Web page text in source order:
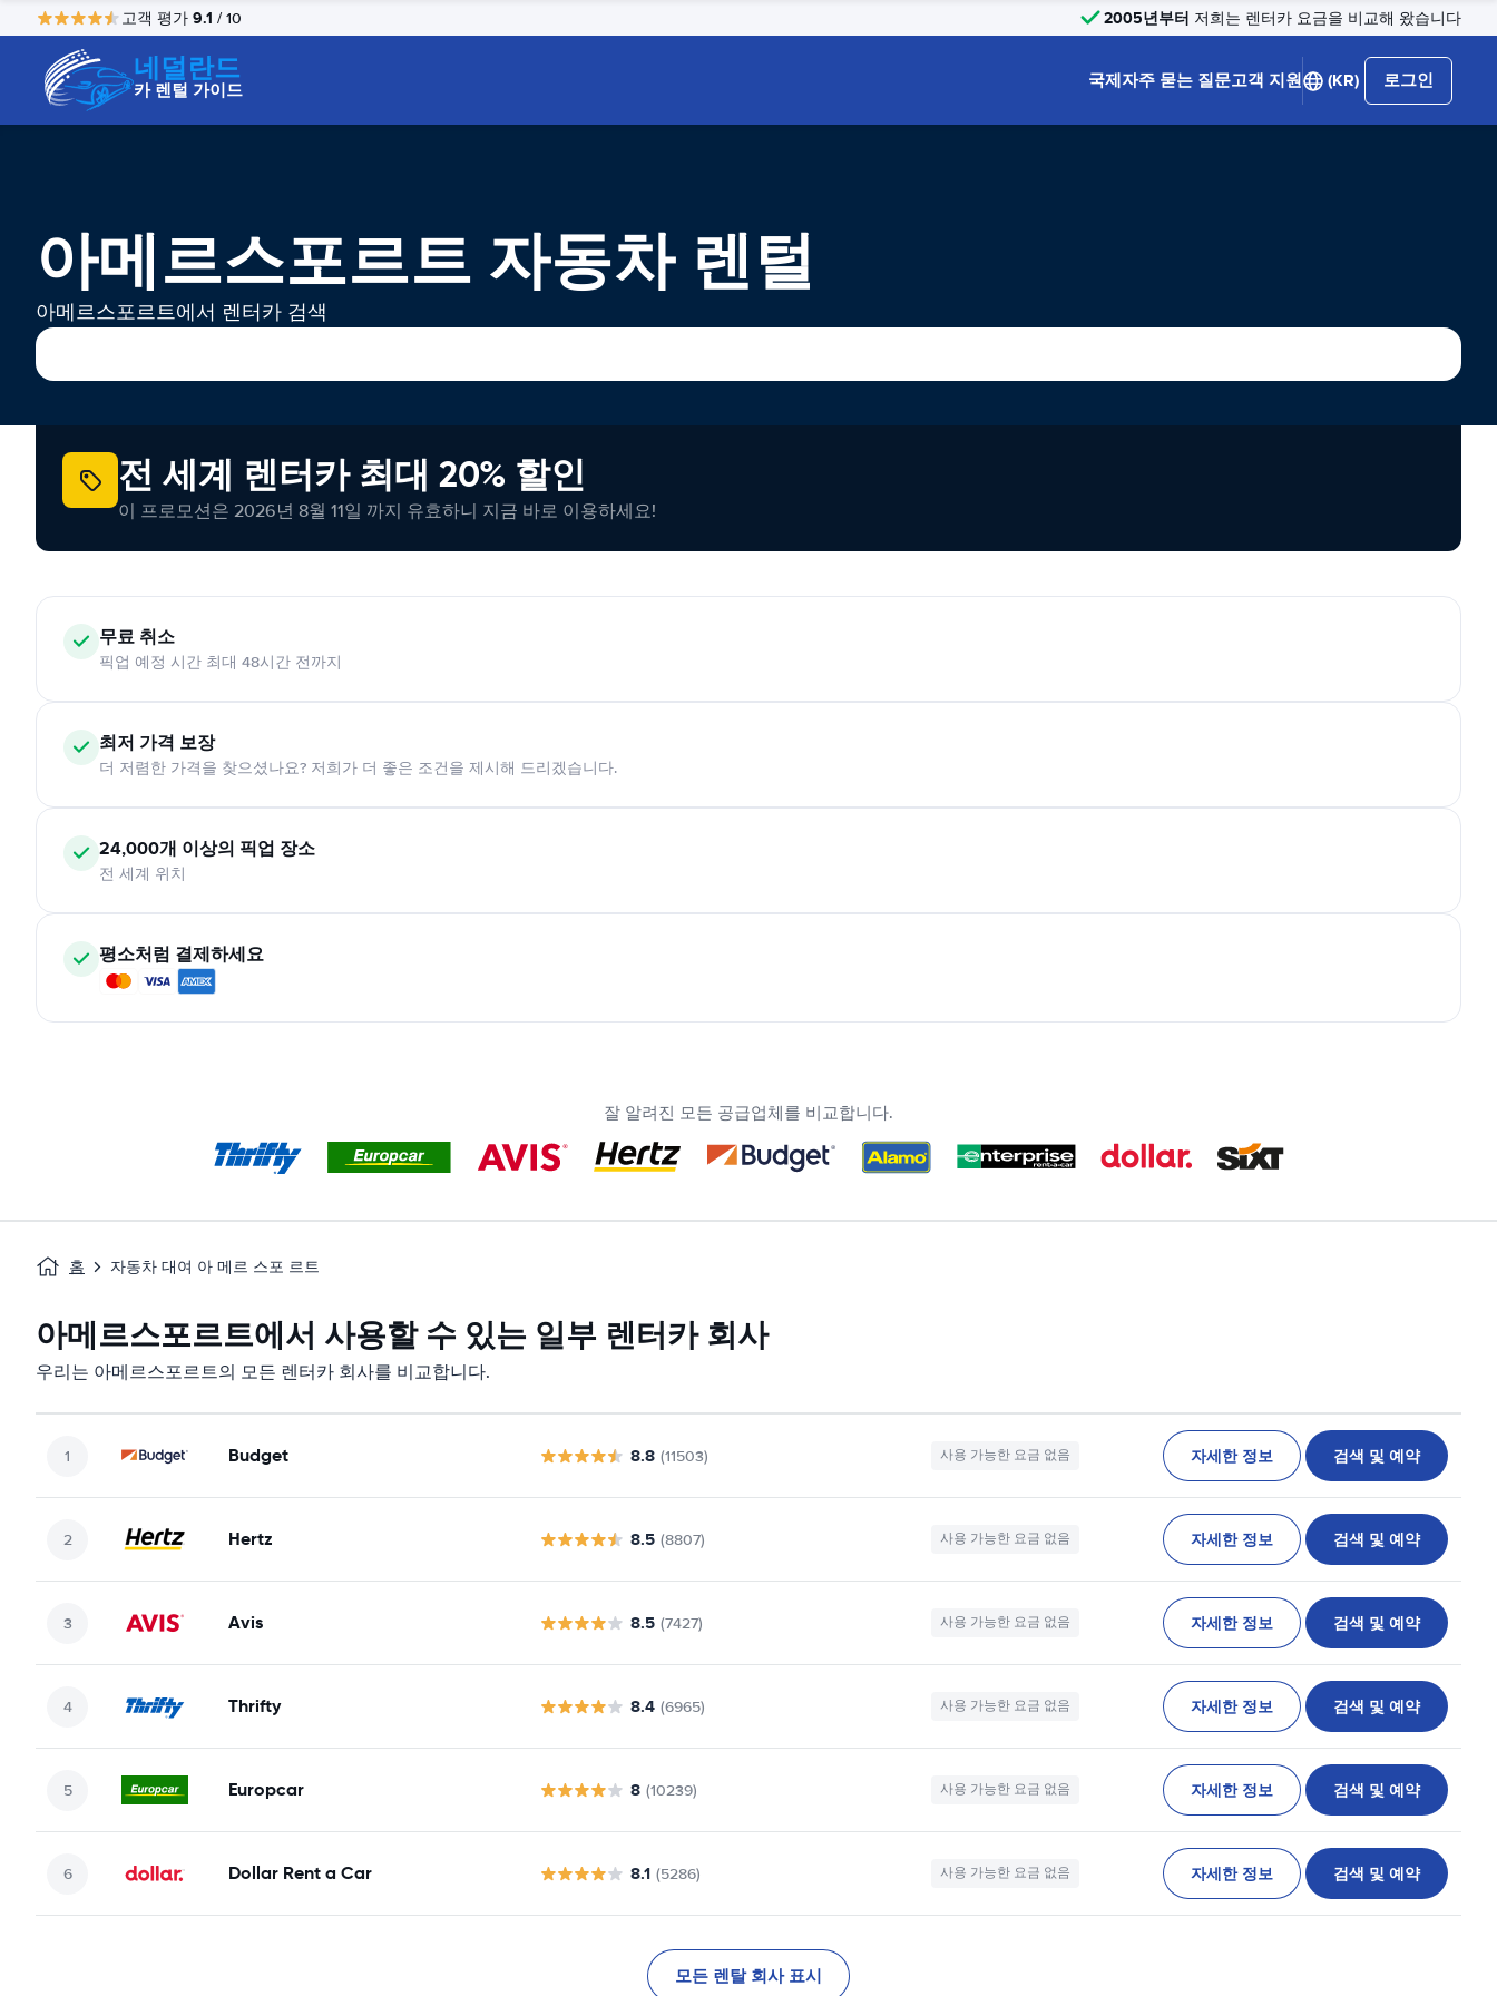
고객 평가 9.1 / 10 2005년부터 저희는 렌터카 요금을 비교해 왔습니다
네덜란드
카 렌털 가이드 국제자주 묻는 질문고객 지원 (KR) 로그인
아메르스포르트 자동차 렌털
아메르스포르트에서 렌터카 검색
전 세계 렌터카 최대 20% 할인
이 프로모션은 2026년 8월 11일 까지 유효하니 지금 바로 이용하세요!
무료 취소
픽업 예정 시간 최대 48시간 전까지
최저 가격 보장
더 저렴한 가격을 찾으셨나요? 저희가 더 좋은 조건을 제시해 드리겠습니다.
24,000개 이상의 픽업 장소
전 세계 위치
평소처럼 결제하세요
잘 알려진 모든 공급업체를 비교합니다.
홈 자동차 대여 아 메르 스포 르트
아메르스포르트에서 사용할 수 있는 일부 렌터카 회사
우리는 아메르스포르트의 모든 렌터카 회사를 비교합니다.
Budget 8.8 (11503) 사용 가능한 요금 없음 자세한 정보 검색 및 예약
Hertz 8.5 (8807) 사용 가능한 요금 없음 자세한 정보 검색 및 예약
Avis 8.5 (7427) 사용 가능한 요금 없음 자세한 정보 검색 및 예약
Thrifty 8.4 (6965) 사용 가능한 요금 없음 자세한 정보 검색 및 예약
Europcar 8 (10239) 사용 가능한 요금 없음 자세한 정보 검색 및 예약
Dollar Rent a Car 8.1 (5286) 사용 가능한 요금 없음 자세한 정보 검색 및 예약
모든 렌탈 회사 표시